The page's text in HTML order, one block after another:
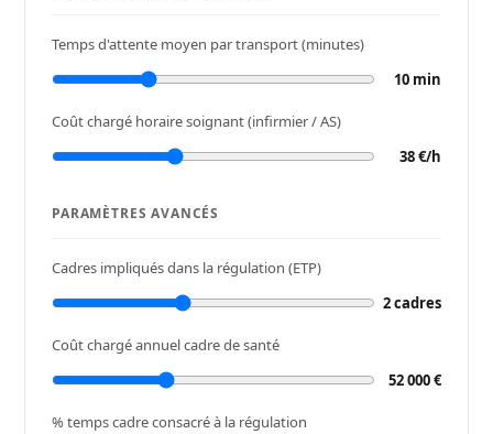
Temps d'attente moyen par transport (minutes)
10 min
Coût chargé horaire soignant (infirmier / AS)
38 €/h
PARAMÈTRES AVANCÉS
Cadres impliqués dans la régulation (ETP)
2 cadres
Coût chargé annuel cadre de santé
52 000 €
% temps cadre consacré à la régulation